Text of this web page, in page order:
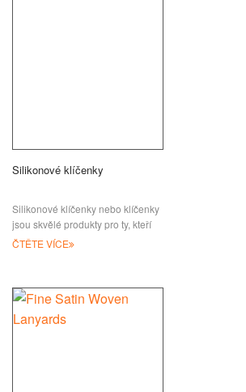
Silikonové klíčenky
Silikonové klíčenky nebo klíčenky
jsou skvělé produkty pro ty, kteří
chtějí, aby jejich poselství zůstalo
ČTĚTE VÍCE